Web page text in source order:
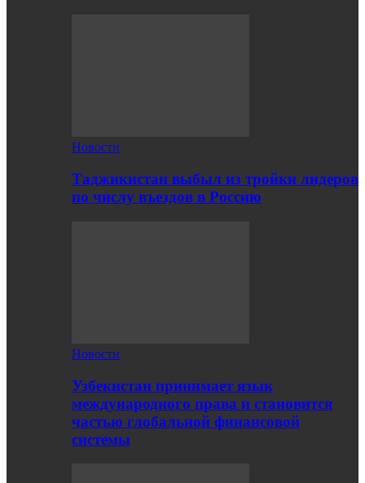
Новости
Таджикистан выбыл из тройки лидеров
по числу въездов в Россию
Новости
Узбекистан принимает язык
международного права и становится
частью глобальной финансовой
системы